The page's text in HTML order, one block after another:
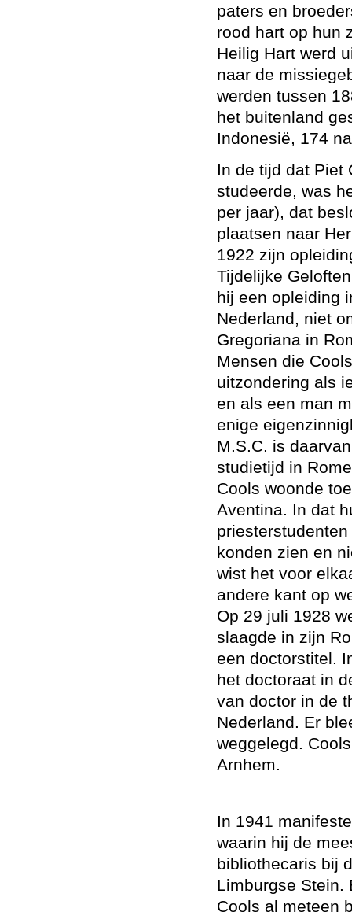
paters en
rood hart op hun
Heilig Hart werd
naar de
werden tussen
het buitenland
Indonesië, 174
In de tijd dat Piet
studeerde, was
per jaar), dat
plaatsen naar
1922 zijn
Tijdelijke
hij een opleiding
Nederland, niet
Gregoriana in
Mensen die
uitzondering als
en als een man
enige
M.S.C. is
studietijd in
Cools woonde
Aventina. In dat
konden zien en
wist het voor
andere kant op
Op 29 juli 1928
slaagde in zijn
een doctorstitel.
het doctoraat in
van doctor in de
Nederland. Er
weggelegd.
Arnhem.
In 1941
waarin hij de
bibliothecaris bij
Limburgse Stein.
Cools al meteen